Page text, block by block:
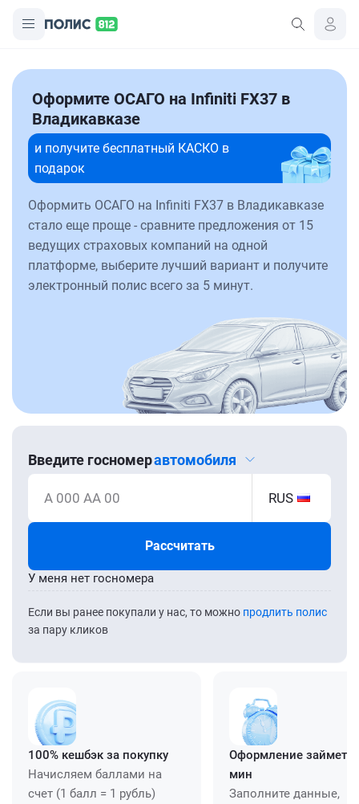
Оформите ОСАГО на Infiniti FX37 в
Владикавказе
и получите бесплатный КАСКО в
подарок
Оформить ОСАГО на Infiniti FX37 в Владикавказе
стало еще проще - сравните предложения от 15
ведущих страховых компаний на одной
платформе, выберите лучший вариант и получите
электронный полис всего за 5 минут.
Введите госномеравтомобиля
А 000 АА 00 RUS
Рассчитать
Если вы ранее покупали у нас, то можно продлить полис
за пару кликов
У меня нет госномера
100% кешбэк за покупку
Начисляем баллами на
счет (1 балл = 1 рубль)
Оформление займет
мин
Заполните данные,